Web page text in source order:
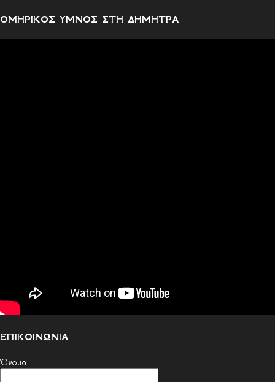
ό
λ
ΟΜΗΡΙΚΟΣ ΥΜΝΟΣ ΣΤΗ ΔΗΜΗΤΡΑ
ΕΠΙΚΟΙΝΩΝΙΑ
Όνομα